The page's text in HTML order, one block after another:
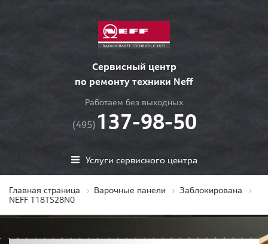
Сервисный центр
по ремонту техники Neff
Работаем без выходных
(495) 137-98-50
Услуги сервисного центра
Главная страница Варочные панели
Заблокирована
NEFF T18TS28N0